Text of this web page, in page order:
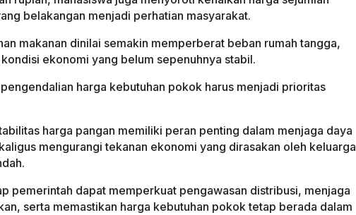
belakangan menjadi perhatian masyarakat.
makanan dinilai semakin memperberat beban rumah tangga,
ekonomi yang belum sepenuhnya stabil.
harga kebutuhan pokok harus menjadi prioritas
harga pangan memiliki peran penting dalam menjaga daya
mengurangi tekanan ekonomi yang dirasakan oleh keluarga
pemerintah dapat memperkuat pengawasan distribusi, menjaga
serta memastikan harga kebutuhan pokok tetap berada dalam